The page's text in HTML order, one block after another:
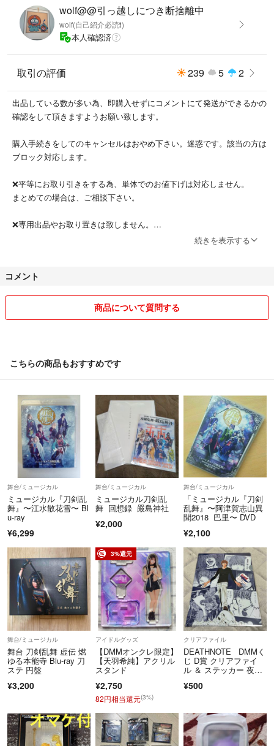
#明石国行
#仲田博喜
#桑名江
#笹森裕貴
#糸川耀士郎
#日向正宗
#豊前江
#立花裕大
#雷太
#水心子正秀
#源清麿
#村雲江
#松島勇之介
#南泉一文字
#武本悠佑
#林光哲
#一期一振
#國島直希
#大般若長光
#京典和玖
#へし切長谷部
#木原瑠生
#加州清光
#佐藤流司
#岩融
#佐伯大地
#山姥切国広
#加藤大悟
#鶴丸国永
#岡宮来夢
#山姥切長義
#水江建太
#和泉守兼定
#後家兼光
#佐奈宏紀
#膝丸
#高野洸
wolf@@引っ越しにつき断捨離中
wolf(自己紹介必読❗️)
本人確認済
取引の評価 239 5 2
出品している数が多い為、即購入せずにコメントにて発送ができるかの
確認をして頂きますようお願い致します。
購入手続きをしてのキャンセルはおやめ下さい。迷惑です。該当の方は
ブロック対応します。
❌平等にお取り引きをする為、単体でのお値下げは対応しません。
まとめての場合は、ご相談下さい。
❌専用出品やお取り置きは致しません。
して大切かと思っています)
直近の普通評価ですが、お互いに納得の上でお取引終了しております。
続きを表示する
コメント
商品について質問する
こちらの商品もおすすめです
舞台/ミュージカル
ミュージカル『刀剣乱
舞』〜江水散花雪〜 Bl
u-ray
¥6,299
舞台/ミュージカル
ミュージカル刀剣乱
舞 回想録 嚴島神社
¥2,000
舞台/ミュージカル
「ミュージカル『刀剣
乱舞』〜阿津賀志山異
聞2018 巴里〜 DVD
¥2,100
舞台/ミュージカル
舞台 刀剣乱舞 虚伝 燃
ゆる本能寺 Blu-ray 刀
ステ 円盤
¥3,200
3%還元
アイドルグッズ
【DMMオンクレ限定】
【天羽希純】アクリル
スタンド
¥2,750
82円相当還元(3%)
クリアファイル
DEATHNOTE DMMく
じ D賞 クリアファイ
ル ＆ ステッカー 夜神
¥500